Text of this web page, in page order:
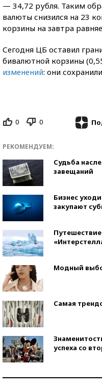
— 34,72 рубля. Таким
валюты снизился на 23
корзины на завтра
Сегодня ЦБ оставил
бивалютной корзины
изменений: они
0 0
РЕКОМЕНДУЕМ:
Судьба
завещаний
Бизнес
закупают
Модный
Самая
успеха со